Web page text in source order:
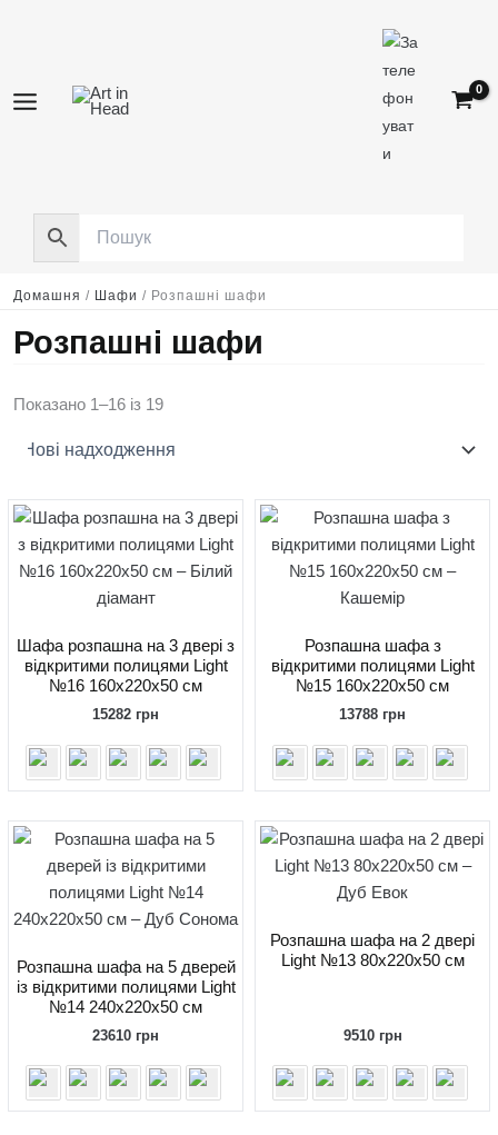
Домашня / Шафи / Розпашні шафи
Розпашні шафи
Показано 1–16 із 19Сортовано
Шафа розпашна на 3 двері з
відкритими полицями Light
№16 160x220x50 см
15282 грн
Розпашна шафа з
відкритими полицями Light
№15 160x220x50 см
13788 грн
Розпашна шафа на 5 дверей
із відкритими полицями Light
№14 240x220x50 см
23610 грн
Розпашна шафа на 2 двері
Light №13 80x220x50 см
9510 грн